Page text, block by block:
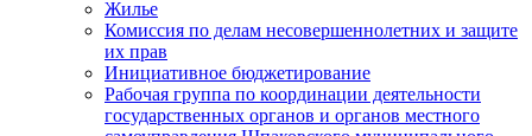
Жилье
Комиссия по делам несовершеннолетних и защите
их прав
Инициативное бюджетирование
Рабочая группа по координации деятельности
государственных органов и органов местного